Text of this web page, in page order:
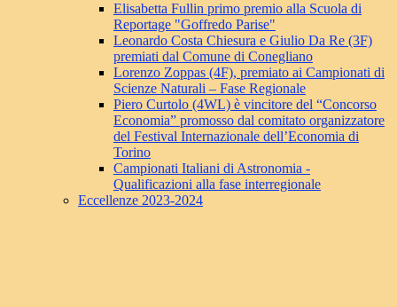
Elisabetta Fullin primo premio alla Scuola di
Reportage "Goffredo Parise"
Leonardo Costa Chiesura e Giulio Da Re (3F)
premiati dal Comune di Conegliano
Lorenzo Zoppas (4F), premiato ai Campionati di
Scienze Naturali – Fase Regionale
Piero Curtolo (4WL) è vincitore del “Concorso
Economia” promosso dal comitato organizzatore
del Festival Internazionale dell’Economia di
Torino
Campionati Italiani di Astronomia -
Qualificazioni alla fase interregionale
Eccellenze 2023-2024